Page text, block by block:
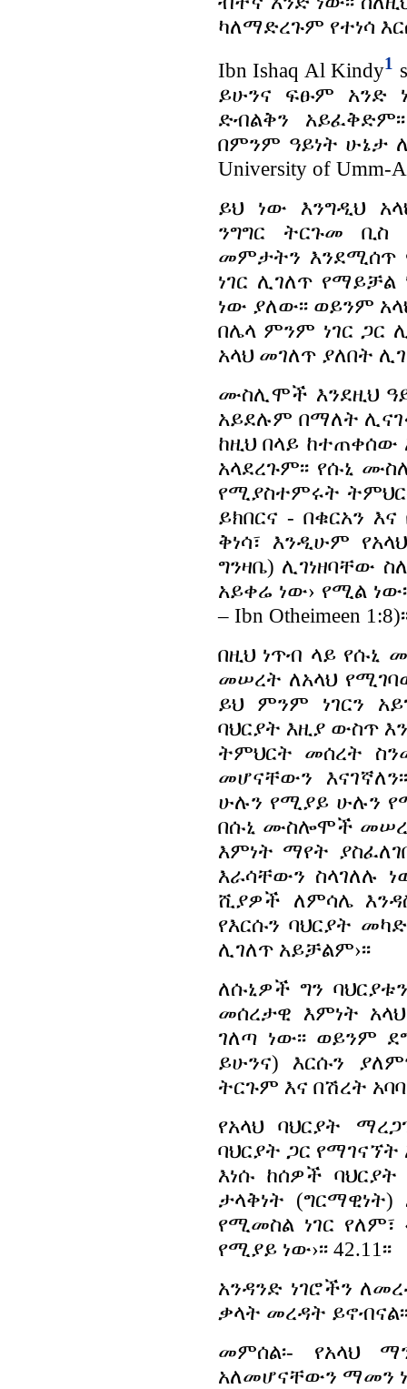
ካለማድረጉም የተነሳ
Ibn Ishaq Al Kindy1
ይሁንና ፍፁም አንድ
ድብልቅን
በምንም ዓይነት ሁኔታ
University of Umm-
ይህ ነው እንግዲህ
ንግግር ትርጉመ ቢስ
መምታትን እንደሚሰጥ
ነገር ሊገለጥ
ነው ያለው፡፡ ወይንም
በሌላ ምንም ነገር ጋር
አላህ መገለጥ ያለበት
ሙስሊሞች እንደዚህ
አይደሉም በማለት
ከዚህ በላይ
አላደረጉም፡፡ የሱኒ
የሚያስተምሩት
ይክበርና - በቁርአን
ቅነሳ፣ እንዲሁም
ግንዛቤ) ሊገነዘባቸው
አይቀሬ ነው› የሚል
– Ibn Otheimeen 1:8)
በዚህ ነጥብ ላይ የሱኒ
መሠረት ለአላህ
ይህ ምንም ነገርን
ባህርያት እዚያ ውስጥ
ትምህርት መሰረት
መሆናቸውን
ሁሉን የሚያይ ሁሉን
በሱኒ ሙስሎሞች
እምነት ማየት
እራሳቸውን ስላገለሉ
ሺያዎች ለምሳሌ
የእርሱን ባህርያት
ሊገለጥ አይቻልም›፡፡
ለሱኒዎች ግን
መሰረታዊ እምነት
ገለጣ ነው፡፡ ወይንም
ይሁንና) እርሱን
ትርጉም እና በሽረት
የአላህ ባህርያት
ባህርያት ጋር የማገናኘት
እነሱ ከሰዎች
ታላቅነት
የሚመስል ነገር
የሚያይ ነው›፡፡ 42.11፡፡
አንዳንድ ነገሮችን
ቃላት መረዳት
መምሰል፡- የአላህ
አለመሆናቸውን ማመን